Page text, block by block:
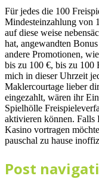
Für jedes die 100
Mindesteinzahlung von
auf diese weise
hat, angewandten
andere Promotionen,
bis zu 100 €, bis zu 100
mich in dieser Uhrzeit
Maklercourtage lieber
eingezahlt, wären ihr
Spielhölle
aktivieren können. Falls
Kasino vortragen
pauschal zu hause
Post